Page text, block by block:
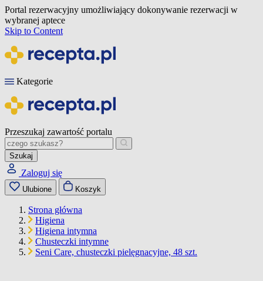
Portal rezerwacyjny umożliwiający dokonywanie rezerwacji w
wybranej aptece
Skip to Content
Kategorie
Przeszukaj zawartość portalu
Szukaj
Zaloguj się
Ulubione Koszyk
Strona główna
Higiena
Higiena intymna
Chusteczki intymne
Seni Care, chusteczki pielęgnacyjne, 48 szt.